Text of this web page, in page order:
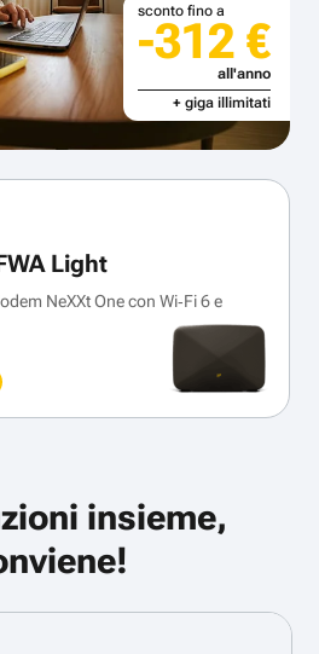
sconto fino a
-312 €
all'anno
+ giga illimitati
Light
NeXXt One con Wi‑Fi 6 e
insieme,